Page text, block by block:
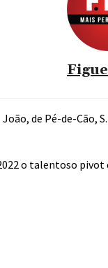
de Pé-de-
o talentoso